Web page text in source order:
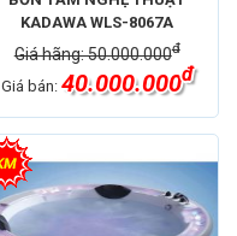
KADAWA WLS-8067A
Giá hãng: 50.000.000đ
Giá bán: 40.000.000đ